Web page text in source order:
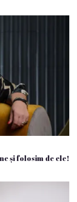
și folosim de ele!